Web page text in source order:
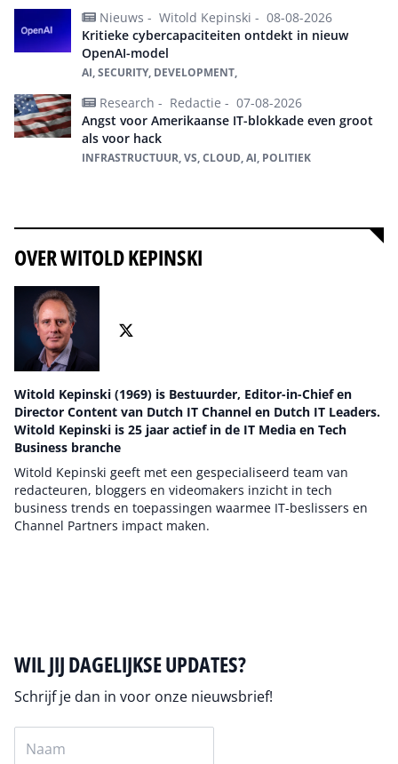
Nieuws - Witold Kepinski - 08-08-2026
Kritieke cybercapaciteiten ontdekt in nieuw
OpenAI-model
AI, SECURITY, DEVELOPMENT,
Research - Redactie - 07-08-2026
Angst voor Amerikaanse IT-blokkade even groot
als voor hack
INFRASTRUCTUUR, VS, CLOUD, AI, POLITIEK
OVER WITOLD KEPINSKI
Witold Kepinski (1969) is Bestuurder, Editor-in-Chief en
Director Content van Dutch IT Channel en Dutch IT Leaders.
Witold Kepinski is 25 jaar actief in de IT Media en Tech
Business branche
Witold Kepinski geeft met een gespecialiseerd team van
redacteuren, bloggers en videomakers inzicht in tech
business trends en toepassingen waarmee IT-beslissers en
Channel Partners impact maken.
WIL JIJ DAGELIJKSE UPDATES?
Schrijf je dan in voor onze nieuwsbrief!